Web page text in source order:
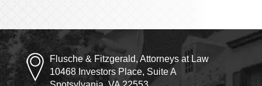
Flusche & Fitzgerald, Attorneys at Law
10468 Investors Place, Suite A